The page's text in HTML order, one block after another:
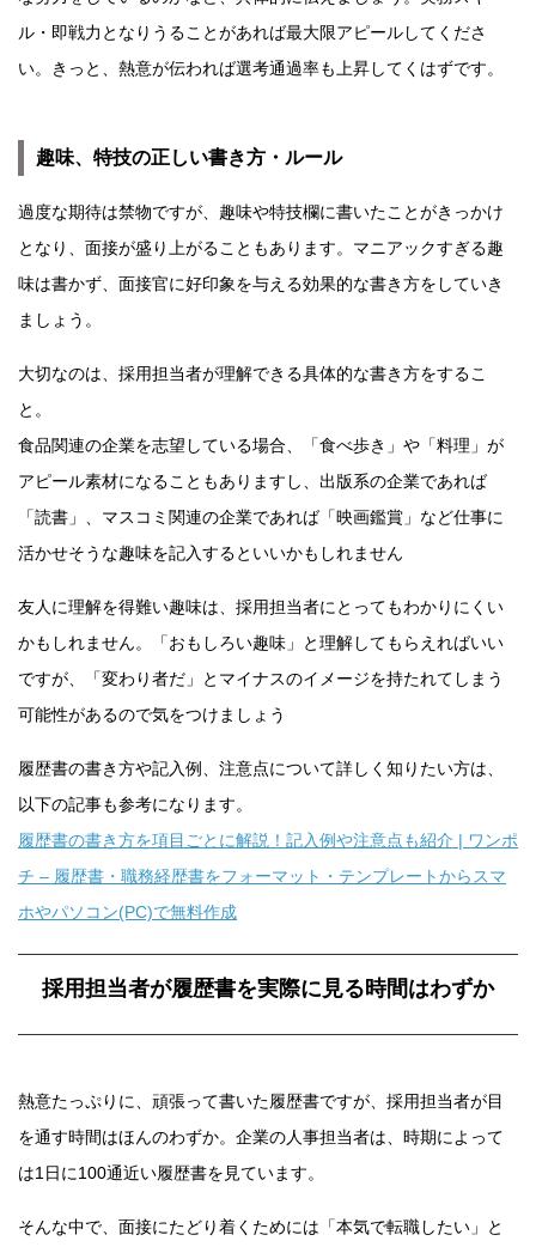
ル・即戦力となりうることがあれば最大限アピールしてくださ
い。きっと、熱意が伝われば選考通過率も上昇してくはずです。
趣味、特技の正しい書き方・ルール
過度な期待は禁物ですが、趣味や特技欄に書いたことがきっかけ
となり、面接が盛り上がることもあります。マニアックすぎる趣
味は書かず、面接官に好印象を与える効果的な書き方をしていき
ましょう。
大切なのは、採用担当者が理解できる具体的な書き方をするこ
と。
食品関連の企業を志望している場合、「食べ歩き」や「料理」が
アピール素材になることもありますし、出版系の企業であれば
「読書」、マスコミ関連の企業であれば「映画鑑賞」など仕事に
活かせそうな趣味を記入するといいかもしれません
友人に理解を得難い趣味は、採用担当者にとってもわかりにくい
かもしれません。「おもしろい趣味」と理解してもらえればいい
ですが、「変わり者だ」とマイナスのイメージを持たれてしまう
可能性があるので気をつけましょう
履歴書の書き方や記入例、注意点について詳しく知りたい方は、
以下の記事も参考になります。
履歴書の書き方を項目ごとに解説！記入例や注意点も紹介 | ワンポ
チ – 履歴書・職務経歴書をフォーマット・テンプレートからスマ
ホやパソコン(PC)で無料作成
採用担当者が履歴書を実際に見る時間はわずか
熱意たっぷりに、頑張って書いた履歴書ですが、採用担当者が目
を通す時間はほんのわずか。企業の人事担当者は、時期によって
は1日に100通近い履歴書を見ています。
そんな中で、面接にたどり着くためには「本気で転職したい」と